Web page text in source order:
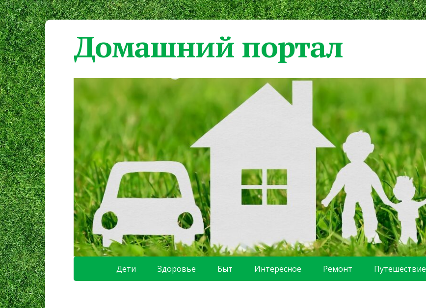
Домашний портал
Дети Здоровье Быт Интересное Ремонт Путешествие